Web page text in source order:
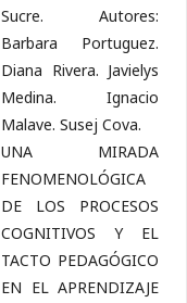
Sucre. Autores:
Barbara Portuguez.
Diana Rivera. Javielys
Medina. Ignacio
Malave. Susej Cova.
UNA MIRADA
FENOMENOLÓGICA
DE LOS PROCESOS
COGNITIVOS Y EL
TACTO PEDAGÓGICO
EN EL APRENDIZAJE